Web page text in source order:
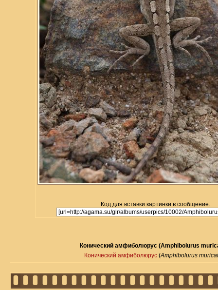
Код для вставки картинки в сообщение:
Конический амфиболюрус (Amphibolurus
Конический амфиболюрус (Amphibolurus